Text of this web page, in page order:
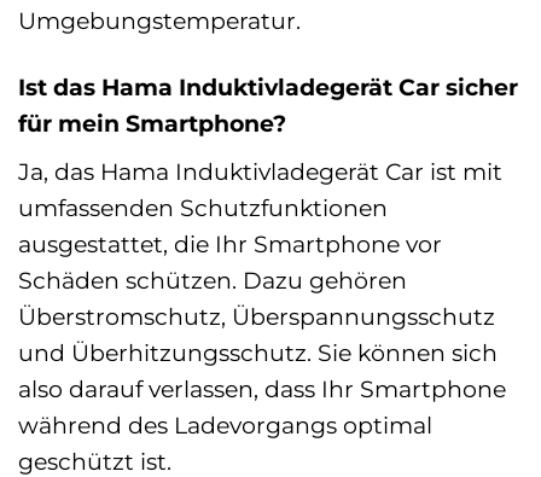
Umgebungstemperatur.
Ist das Hama Induktivladegerät Car sicher
für mein Smartphone?
Ja, das Hama Induktivladegerät Car ist mit
umfassenden Schutzfunktionen
ausgestattet, die Ihr Smartphone vor
Schäden schützen. Dazu gehören
Überstromschutz, Überspannungsschutz
und Überhitzungsschutz. Sie können sich
also darauf verlassen, dass Ihr Smartphone
während des Ladevorgangs optimal
geschützt ist.